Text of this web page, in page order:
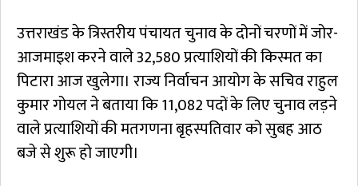
उत्तराखंड के त्रिस्तरीय पंचायत चुनाव के दोनों चरणों में जोर-
आजमाइश करने वाले 32,580 प्रत्याशियों की किस्मत का
पिटारा आज खुलेगा। राज्य निर्वाचन आयोग के सचिव राहुल
कुमार गोयल ने बताया कि 11,082 पदों के लिए चुनाव लड़ने
वाले प्रत्याशियों की मतगणना बृहस्पतिवार को सुबह आठ
बजे से शुरू हो जाएगी।